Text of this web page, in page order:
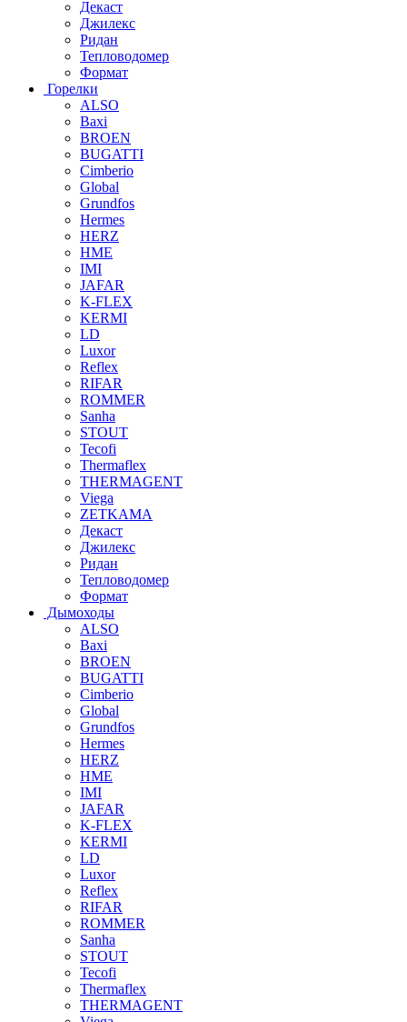
Декаст
Джилекс
Ридан
Тепловодомер
Формат
Горелки
ALSO
Baxi
BROEN
BUGATTI
Cimberio
Global
Grundfos
Hermes
HERZ
HME
IMI
JAFAR
K-FLEX
KERMI
LD
Luxor
Reflex
RIFAR
ROMMER
Sanha
STOUT
Tecofi
Thermaflex
THERMAGENT
Viega
ZETKAMA
Декаст
Джилекс
Ридан
Тепловодомер
Формат
Дымоходы
ALSO
Baxi
BROEN
BUGATTI
Cimberio
Global
Grundfos
Hermes
HERZ
HME
IMI
JAFAR
K-FLEX
KERMI
LD
Luxor
Reflex
RIFAR
ROMMER
Sanha
STOUT
Tecofi
Thermaflex
THERMAGENT